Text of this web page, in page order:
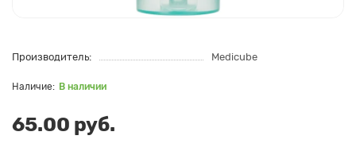
Производитель: Medicube
В наличии
65.00 руб.